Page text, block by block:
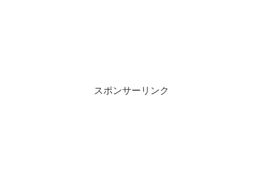
スポンサーリンク